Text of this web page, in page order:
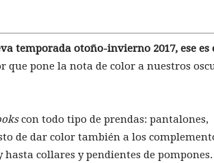
temporada otoño-invierno 2017, ese es
pone la nota de color a nuestros
con todo tipo de prendas: pantalones,
de dar color también a los
collares y pendientes de